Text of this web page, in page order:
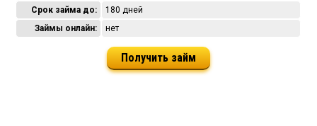
Срок займа до:
180 дней
Займы онлайн:
нет
Получить займ